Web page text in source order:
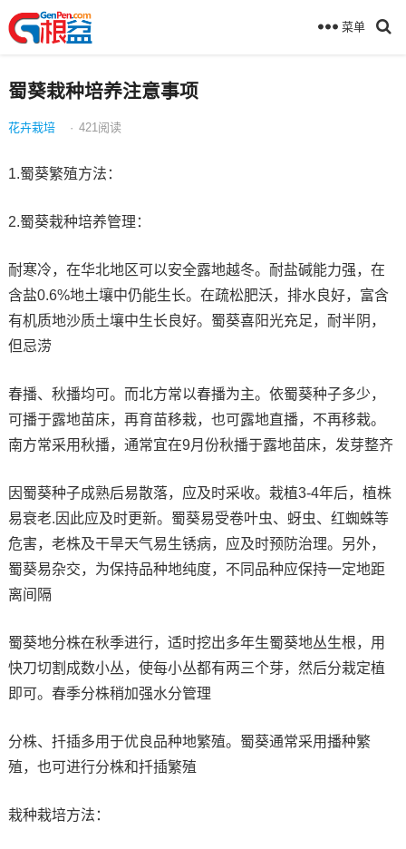
菜单
蜀葵栽种培养注意事项
花卉栽培 · 421 阅读
1.蜀葵繁殖方法：
2.蜀葵栽种培养管理：
耐寒冷，在华北地区可以安全露地越冬。耐盐碱能力强，在
含盐0.6%地土壤中仍能生长。在疏松肥沃，排水良好，富含
有机质地沙质土壤中生长良好。蜀葵喜阳光充足，耐半阴，
但忌涝
春播、秋播均可。而北方常以春播为主。依蜀葵种子多少，
可播于露地苗床，再育苗移栽，也可露地直播，不再移栽。
南方常采用秋播，通常宜在9月份秋播于露地苗床，发芽整齐
因蜀葵种子成熟后易散落，应及时采收。栽植3-4年后，植株
易衰老.因此应及时更新。蜀葵易受卷叶虫、蚜虫、红蜘蛛等
危害，老株及干旱天气易生锈病，应及时预防治理。另外，
蜀葵易杂交，为保持品种地纯度，不同品种应保持一定地距
离间隔
蜀葵地分株在秋季进行，适时挖出多年生蜀葵地丛生根，用
快刀切割成数小丛，使每小丛都有两三个芽，然后分栽定植
即可。春季分株稍加强水分管理
分株、扦插多用于优良品种地繁殖。蜀葵通常采用播种繁
殖，也可进行分株和扦插繁殖
栽种栽培方法：